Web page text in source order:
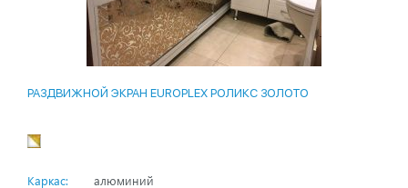
РАЗДВИЖНОЙ ЭКРАН EUROPLEX РОЛИКС ЗОЛОТО
Каркас:
алюминий